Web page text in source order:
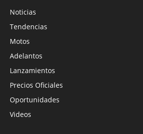
Noticias
Tendencias
Motos
Adelantos
Lanzamientos
Precios Oficiales
Oportunidades
Videos